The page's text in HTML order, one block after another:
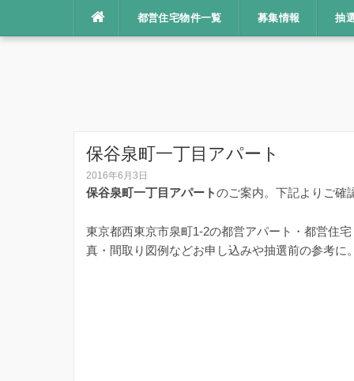
都営住宅物件一覧 募集情報 抽
保谷泉町一丁目アパート
2016年6月3日
保谷泉町一丁目アパートのご案内。下記よりご確
東京都西東京市泉町1-2の都営アパート・都営住
真・間取り図例などお申し込みや抽選前の参考に。